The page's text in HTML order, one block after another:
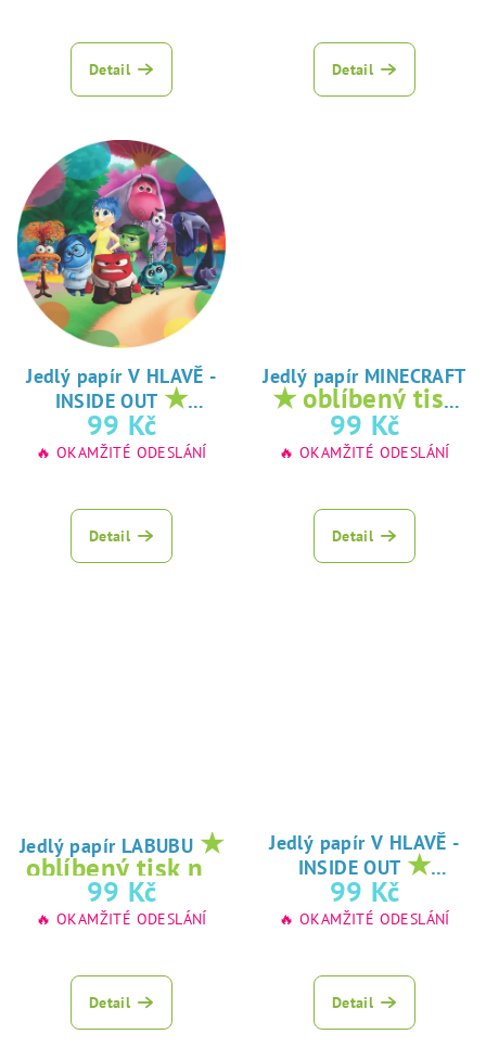
Detail Detail
Jedlý papír V HLAVĚ -
INSIDE OUT ★
oblíbený tisk na
jedlý papír
99 Kč
🔥 OKAMŽITÉ ODESLÁNÍ
Detail
Jedlý papír MINECRAFT
★ oblíbený tisk
na jedlý papír
99 Kč
🔥 OKAMŽITÉ ODESLÁNÍ
Detail
Jedlý papír LABUBU ★
oblíbený tisk na
jedlý papír
99 Kč
🔥 OKAMŽITÉ ODESLÁNÍ
Detail
Jedlý papír V HLAVĚ -
INSIDE OUT ★
oblíbený tisk na
jedlý papír
99 Kč
🔥 OKAMŽITÉ ODESLÁNÍ
Detail